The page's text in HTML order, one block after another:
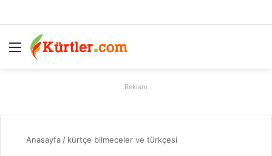
Menü
Reklam
Anasayfa / kürtçe bilmeceler ve türkçesi